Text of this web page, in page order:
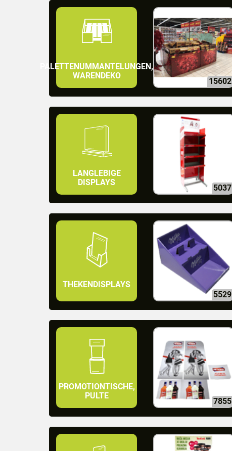
PALETTENUMMANTELUNGEN,
WARENDEKO
15602
LANGLEBIGE
DISPLAYS
5037
THEKENDISPLAYS
5529
PROMOTIONTISCHE,
PULTE
7855